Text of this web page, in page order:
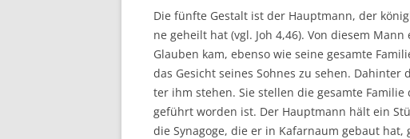
Die fünf­te Gestalt ist der Haupt­mann, der
ne geheilt hat (vgl. Joh 4,46). Von die­sem
Glau­ben kam, eben­so wie sei­ne gesam­te
das Gesicht sei­nes Soh­nes zu sehen.
ter ihm ste­hen. Sie stel­len die gesam­te
geführt wor­den ist. Der Haupt­mann hält ein
die Syn­ago­ge, die er in Kafar­na­um gebaut hat,